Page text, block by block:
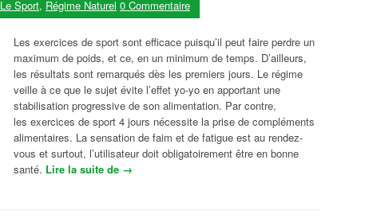
Le Sport, Régime Naturel 0 Commentaire
Les exercices de sport sont efficace puisqu’il peut faire perdre un
maximum de poids, et ce, en un minimum de temps. D’ailleurs,
les résultats sont remarqués dès les premiers jours. Le régime
veille à ce que le sujet évite l’effet yo-yo en apportant une
stabilisation progressive de son alimentation. Par contre,
les exercices de sport 4 jours nécessite la prise de compléments
alimentaires. La sensation de faim et de fatigue est au rendez-
vous et surtout, l’utilisateur doit obligatoirement être en bonne
santé. Lire la suite de « Les exercices de sport pour Maigrir très vite »
→